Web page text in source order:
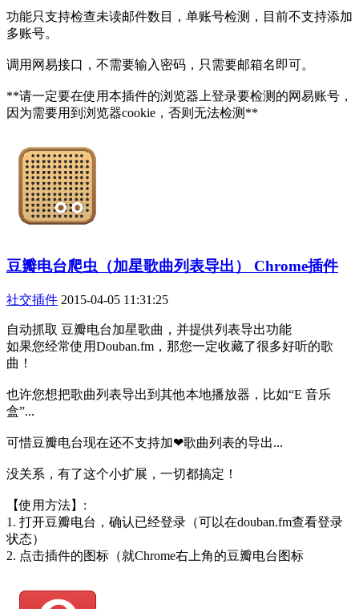
功能只支持检查未读邮件数目，单账号检测，目前不支持添加
多账号。
调用网易接口，不需要输入密码，只需要邮箱名即可。
**请一定要在使用本插件的浏览器上登录要检测的网易账号，
因为需要用到浏览器cookie，否则无法检测**
豆瓣电台爬虫（加星歌曲列表导出） Chrome插件
社交插件 2015-04-05 11:31:25
自动抓取 豆瓣电台加星歌曲，并提供列表导出功能
如果您经常使用Douban.fm，那您一定收藏了很多好听的歌
曲！
也许您想把歌曲列表导出到其他本地播放器，比如“E 音乐
盒”...
可惜豆瓣电台现在还不支持加❤歌曲列表的导出...
没关系，有了这个小扩展，一切都搞定！
【使用方法】:
1. 打开豆瓣电台，确认已经登录（可以在douban.fm查看登录
状态）
2. 点击插件的图标（就Chrome右上角的豆瓣电台图标